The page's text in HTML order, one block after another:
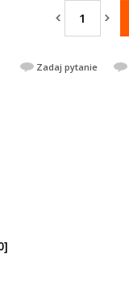
Zadaj pytanie